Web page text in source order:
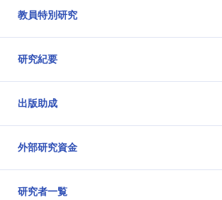
教員特別研究
研究紀要
出版助成
外部研究資金
研究者一覧